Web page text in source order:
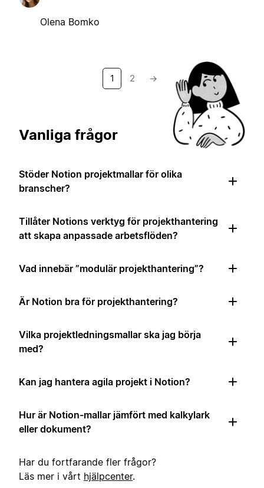
Olena Bomko
1 2 →
Vanliga frågor
Stöder Notion projektmallar för olika
branscher?
Tillåter Notions verktyg för projekthantering
att skapa anpassade arbetsflöden?
Vad innebär ”modulär projekthantering”?
Är Notion bra för projekthantering?
Vilka projektledningsmallar ska jag börja
med?
Kan jag hantera agila projekt i Notion?
Hur är Notion-mallar jämfört med kalkylark
eller dokument?
Har du fortfarande fler frågor?
Läs mer i vårt hjälpcenter.